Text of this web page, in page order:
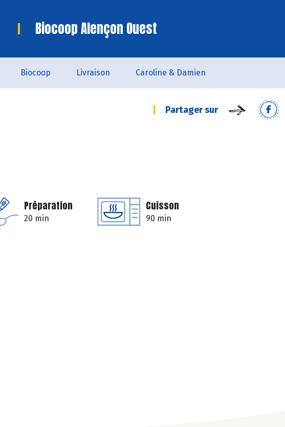
Biocoop Alençon Ouest
Biocoop Livraison Caroline & Damien
Partager sur
Préparation
20 min
Cuisson
90 min